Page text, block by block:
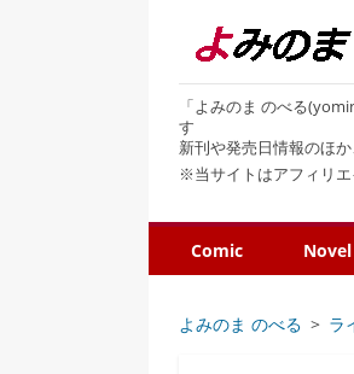
「よみのま のべる
す
新刊や発売日情報のほ
※当サイトはアフィリエ
Comic Novel
よみのま のべる ラ